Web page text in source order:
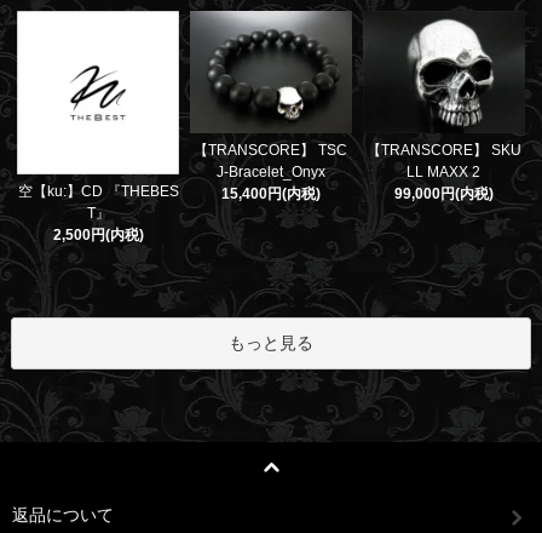
空【ku:】CD 『THEBES
T』
2,500円(内税)
【TRANSCORE】 TSC
J-Bracelet_Onyx
15,400円(内税)
【TRANSCORE】 SKU
LL MAXX 2
99,000円(内税)
もっと見る
返品について